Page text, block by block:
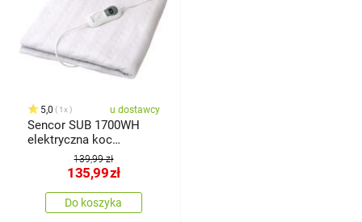
5,0 1x u dostawcy
Sencor SUB 1700WH
elektryczna koc
grzewczy139,99 zł
135,99zł
Do koszyka